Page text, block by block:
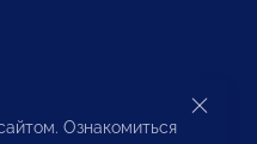
Ознакомиться